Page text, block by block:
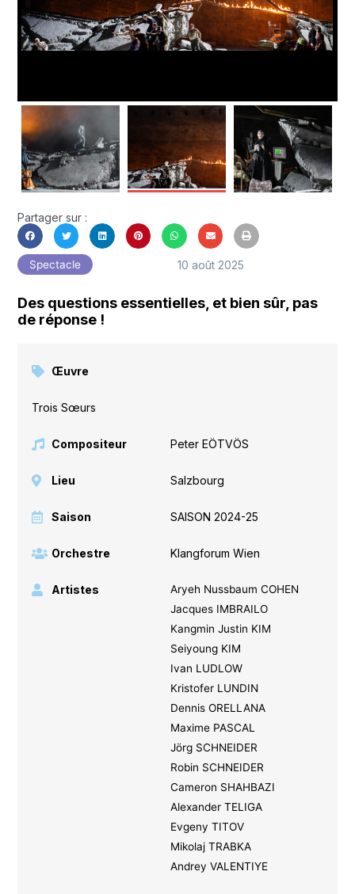
Partager sur :
Spectacle 10 août 2025
Des questions essentielles, et bien sûr, pas
de réponse !
Œuvre
Trois Sœurs
Compositeur Peter EÖTVÖS
Lieu Salzbourg
Saison SAISON 2024-25
Orchestre Klangforum Wien
Artistes
Aryeh Nussbaum COHEN
Jacques IMBRAILO
Kangmin Justin KIM
Seiyoung KIM
Ivan LUDLOW
Kristofer LUNDIN
Dennis ORELLANA
Maxime PASCAL
Jörg SCHNEIDER
Robin SCHNEIDER
Cameron SHAHBAZI
Alexander TELIGA
Evgeny TITOV
Mikolaj TRABKA
Andrey VALENTIYE